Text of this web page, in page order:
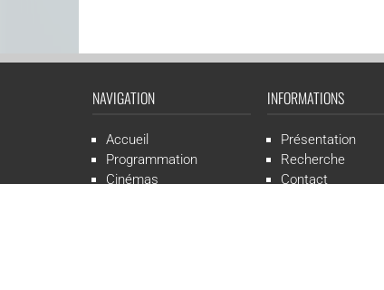
NAVIGATION
Accueil
Programmation
Cinémas
INFORMATIONS
Présentation
Recherche
Contact